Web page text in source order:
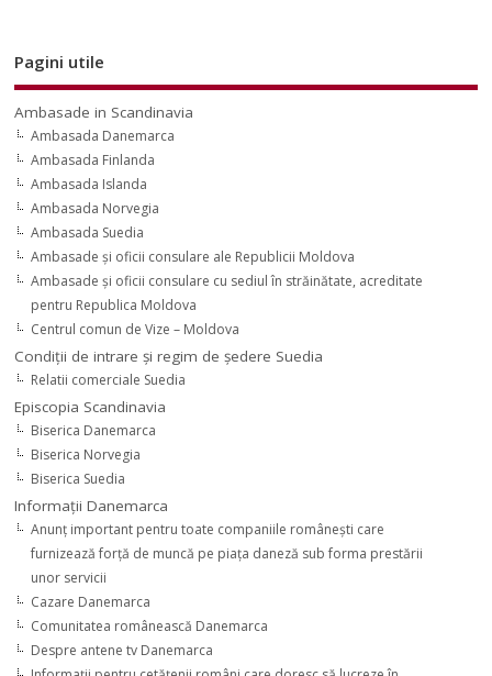
Pagini utile
Ambasade in Scandinavia
Ambasada Danemarca
Ambasada Finlanda
Ambasada Islanda
Ambasada Norvegia
Ambasada Suedia
Ambasade şi oficii consulare ale Republicii Moldova
Ambasade şi oficii consulare cu sediul în străinătate, acreditate
pentru Republica Moldova
Centrul comun de Vize – Moldova
Condiţii de intrare şi regim de şedere Suedia
Relatii comerciale Suedia
Episcopia Scandinavia
Biserica Danemarca
Biserica Norvegia
Biserica Suedia
Informaţii Danemarca
Anunţ important pentru toate companiile româneşti care
furnizează forţă de muncă pe piaţa daneză sub forma prestării
unor servicii
Cazare Danemarca
Comunitatea românească Danemarca
Despre antene tv Danemarca